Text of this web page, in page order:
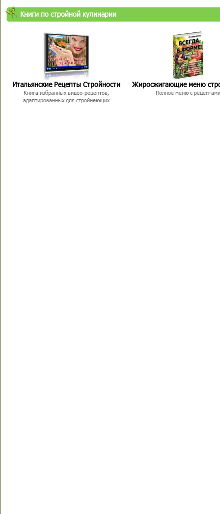
Книги по стройной кулинарии
Итальянские Рецепты Стройности
Книга избранных видео-рецептов,
адаптированных для стройнеющих
Жиросжигающие меню
Полное меню с рецептами